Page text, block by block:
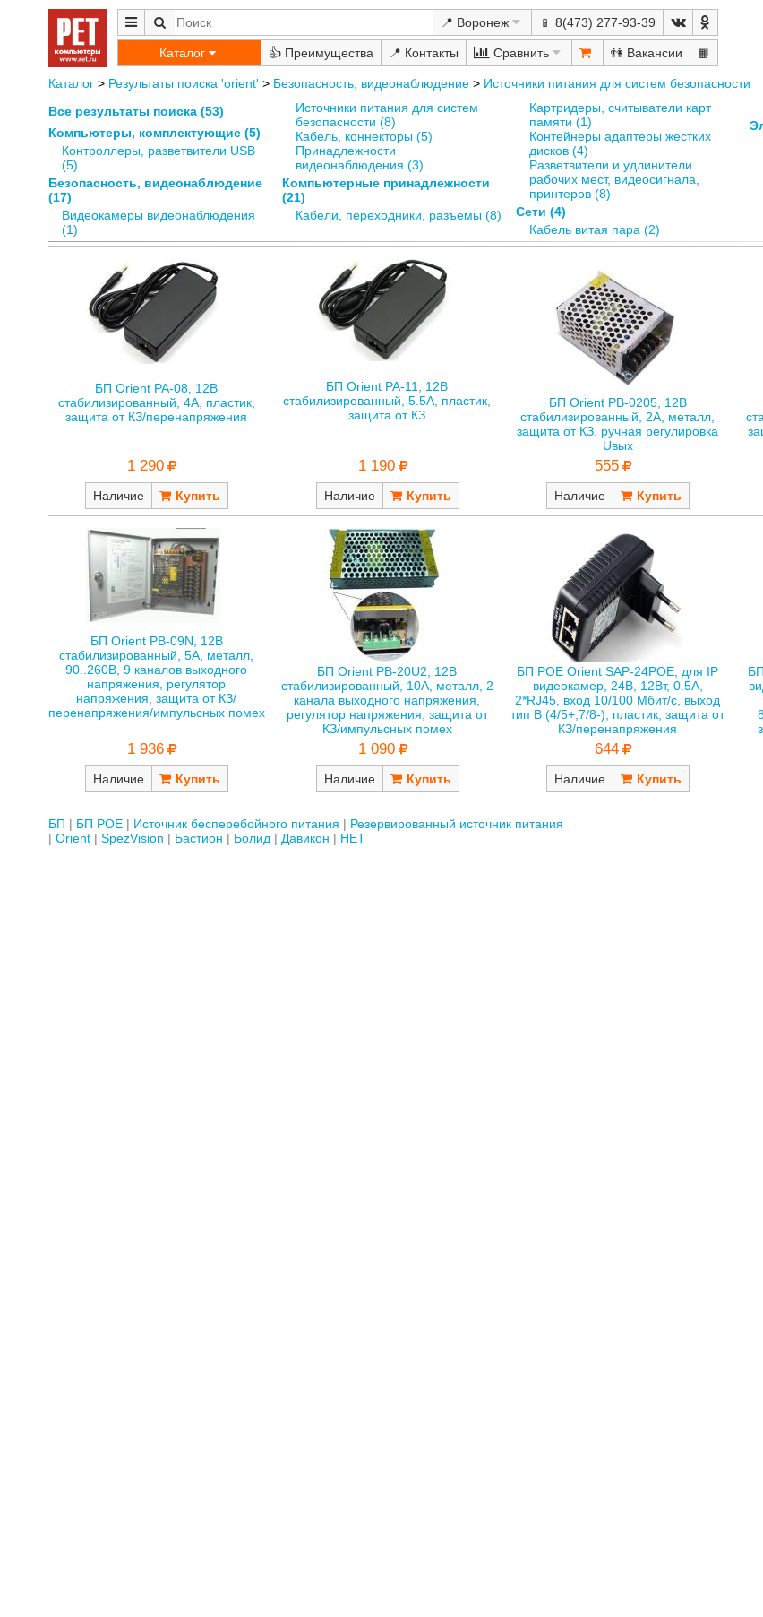
📍 Воронеж 📱 8(473) 277-93-39
Каталог 👍 📍 Сравнить 👫 📙
Каталог> Результаты поиска 'orient' > Безопасность, видеонаблюдение> Источники питания для систем безопасности
Все результаты поиска (53)
Компьютеры, комплектующие (5)
Контроллеры, разветвители USB
(5)
Безопасность, видеонаблюдение
(17)
Видеокамеры видеонаблюдения
(1)
Источники питания для систем
безопасности (8)
Кабель, коннекторы (5)
Принадлежности
видеонаблюдения (3)
Компьютерные принадлежности
(21)
Кабели, переходники, разъемы (8)
Картридеры, считыватели карт
памяти (1)
Контейнеры адаптеры жестких
дисков (4)
Разветвители и удлинители
рабочих мест, видеосигнала,
принтеров (8)
Сети (4)
Кабель витая пара (2)
БП Orient PA-08, 12В
стабилизированный, 4А, пластик,
защита от КЗ/перенапряжения
1 290
Наличие
БП Orient PA-11, 12В
стабилизированный, 5.5А, пластик,
защита от КЗ
1 190
Наличие
БП Orient PB-0205, 12В
стабилизированный, 2А, металл,
защита от КЗ, ручная регулировка
Uвых
555
Наличие
БП Orient PB-09N, 12В
стабилизированный, 5А, металл,
90..260В, 9 каналов выходного
напряжения, регулятор
напряжения, защита от КЗ/
перенапряжения/импульсных помех
1 936
Наличие
БП Orient PB-20U2, 12В
стабилизированный, 10А, металл, 2
канала выходного напряжения,
регулятор напряжения, защита от
КЗ/импульсных помех
1 090
Наличие
БП POE Orient SAP-24POE, для IP
видеокамер, 24В, 12Вт, 0.5А,
2*RJ45, вход 10/100 Мбит/с, выход
тип B (4/5+,7/8-), пластик, защита от
КЗ/перенапряжения
644
Наличие
БП БП POE Источник бесперебойного питания
Резервированный источник питания
Orient
SpezVision Бастион Болид Давикон НЕТ